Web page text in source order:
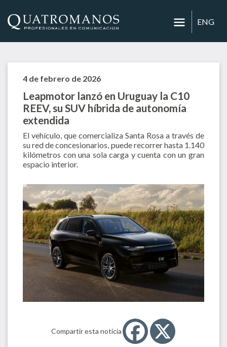
ENG
4 de febrero de 2026
Leapmotor lanzó en Uruguay la C10
REEV, su SUV híbrida de autonomía
extendida
El vehículo, que comercializa Santa Rosa a través de
su red de concesionarios, puede recorrer hasta 1.140
kilómetros con una sola carga y cuenta con un gran
espacio interior.
Compartir esta noticia